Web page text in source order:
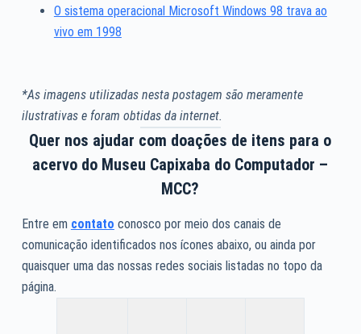
O sistema operacional Microsoft Windows 98 trava ao
vivo em 1998
*As imagens utilizadas nesta postagem são meramente
ilustrativas e foram obtidas da internet.
Quer nos ajudar com doações de itens para o
acervo do Museu Capixaba do Computador –
MCC?
Entre em contato conosco por meio dos canais de
comunicação identificados nos ícones abaixo, ou ainda por
quaisquer uma das nossas redes sociais listadas no topo da
página.